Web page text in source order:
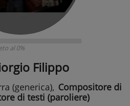
al 0%
Filippo
(generica), Compositore di
di testi (paroliere)